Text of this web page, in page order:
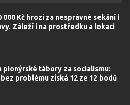
000 Kč hrozí za nesprávné sekání i
Záleží i na prostředku a lokaci
pionýrské tábory za socialismu:
problému získá 12 ze 12 bodů